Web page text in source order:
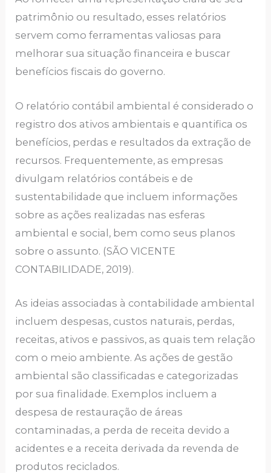
patrimônio ou resultado, esses relatórios
servem como ferramentas valiosas para
melhorar sua situação financeira e buscar
benefícios fiscais do governo.
O relatório contábil ambiental é considerado o
registro dos ativos ambientais e quantifica os
benefícios, perdas e resultados da extração de
recursos. Frequentemente, as empresas
divulgam relatórios contábeis e de
sustentabilidade que incluem informações
sobre as ações realizadas nas esferas
ambiental e social, bem como seus planos
sobre o assunto. (SÃO VICENTE
CONTABILIDADE, 2019).
As ideias associadas à contabilidade ambiental
incluem despesas, custos naturais, perdas,
receitas, ativos e passivos, as quais tem relação
com o meio ambiente. As ações de gestão
ambiental são classificadas e categorizadas
por sua finalidade. Exemplos incluem a
despesa de restauração de áreas
contaminadas, a perda de receita devido a
acidentes e a receita derivada da revenda de
produtos reciclados.